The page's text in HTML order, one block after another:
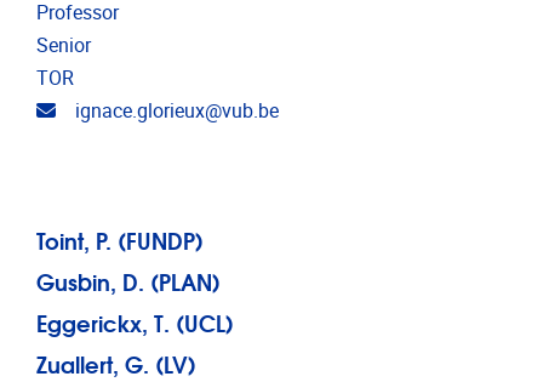
Professor
Senior
TOR
Email address
ignace.glorieux@vub.be
Toint, P. (FUNDP)
Gusbin, D. (PLAN)
Eggerickx, T. (UCL)
Zuallert, G. (LV)